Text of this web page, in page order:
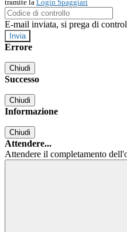
tramite la Login Spaggiari
E-mail inviata, si prega di
Errore
Chiudi
Successo
Chiudi
Informazione
Chiudi
Attendere...
Attendere il completamento